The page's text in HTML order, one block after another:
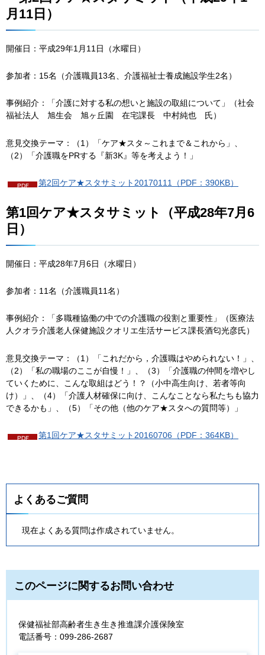
月11日）
開催日：平成29年1月11日（水曜日）
参加者：15名（介護職員13名、介護福祉士養成施設学生2名）
事例紹介：「介護に対する私の想いと施設の取組について」（社会
福祉法人
旭生会 旭ヶ丘園 在宅課長 中村純也 氏）
意見交換テーマ：（1）「ケア★スタ～これまで＆これから」、
（2）「介護職をPRする『新3K』等を考えよう！」
第2回ケア★スタサミット20170111（PDF：390KB）
第1回ケア★スタサミット（平成28年7月6
日）
開催日：平成28年7月6日（水曜日）
参加者：11名（介護職員11名）
事例紹介：「多職種協働の中での介護職の役割と重要性」（医療法
人クオラ介護老人保健施設クオリエ生活サービス課長酒匂光彦氏）
意見交換テーマ：（1）「これだから，介護職はやめられない！」、
（2）「私の職場のここが自慢！」、（3）「介護職の仲間を増やし
ていくために、こんな取組はどう！？（小中高生向け、若者等向
け）」、（4）「介護人材確保に向け、こんなことなら私たちも協力
できるかも」、（5）「その他（他のケア★スタへの質問等）」
第1回ケア★スタサミット20160706（PDF：364KB）
よくあるご質問
現在よくある質問は作成されていません。
このページに関するお問い合わせ
保健福祉部高齢者生き生き推進課介護保険室
電話番号：099-286-2687